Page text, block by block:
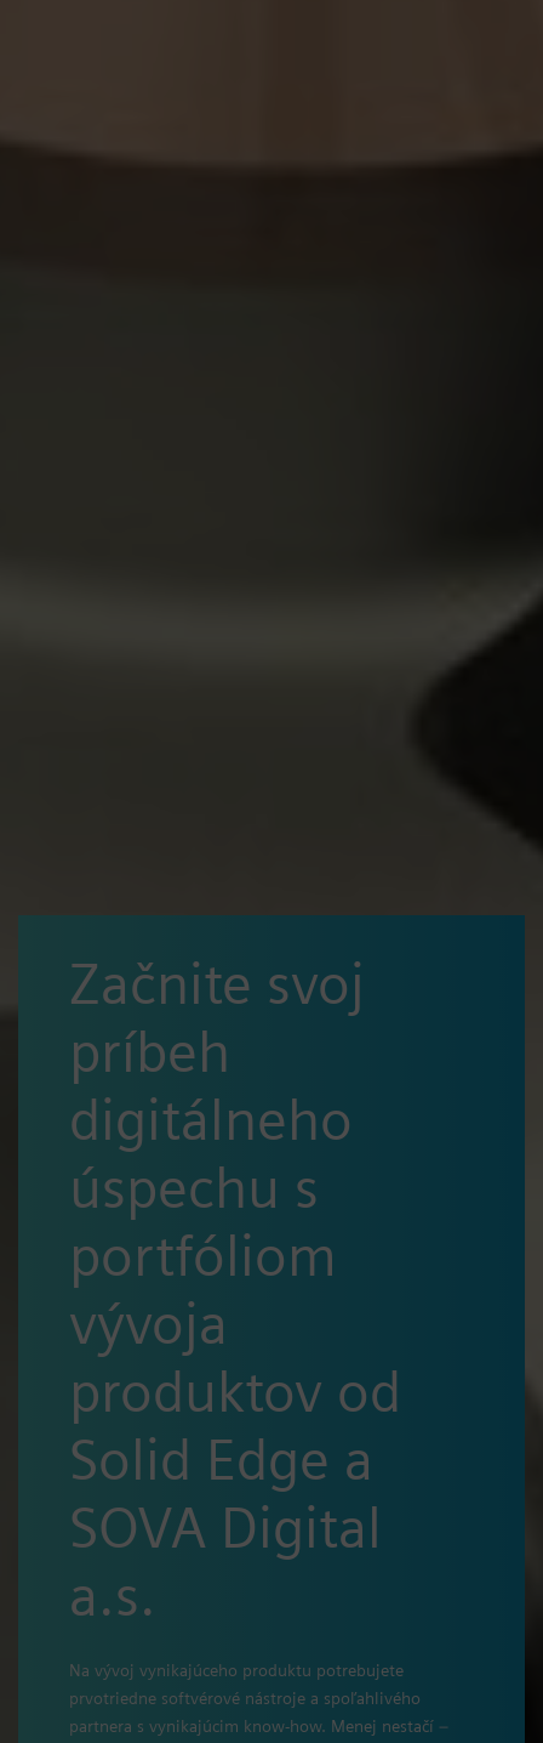
Začnite svoj
príbeh
digitálneho
úspechu s
portfóliom
vývoja
produktov od
Solid Edge a
SOVA Digital
a.s.
Na vývoj vynikajúceho produktu potrebujete
prvotriedne softvérové nástroje a spoľahlivého
partnera s vynikajúcim know-how. Menej nestačí –